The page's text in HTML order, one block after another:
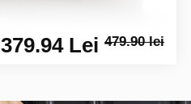
379.94 Lei479.90 lei